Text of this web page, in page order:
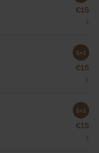
€15
›
5+1
€15
›
5+1
€15
›